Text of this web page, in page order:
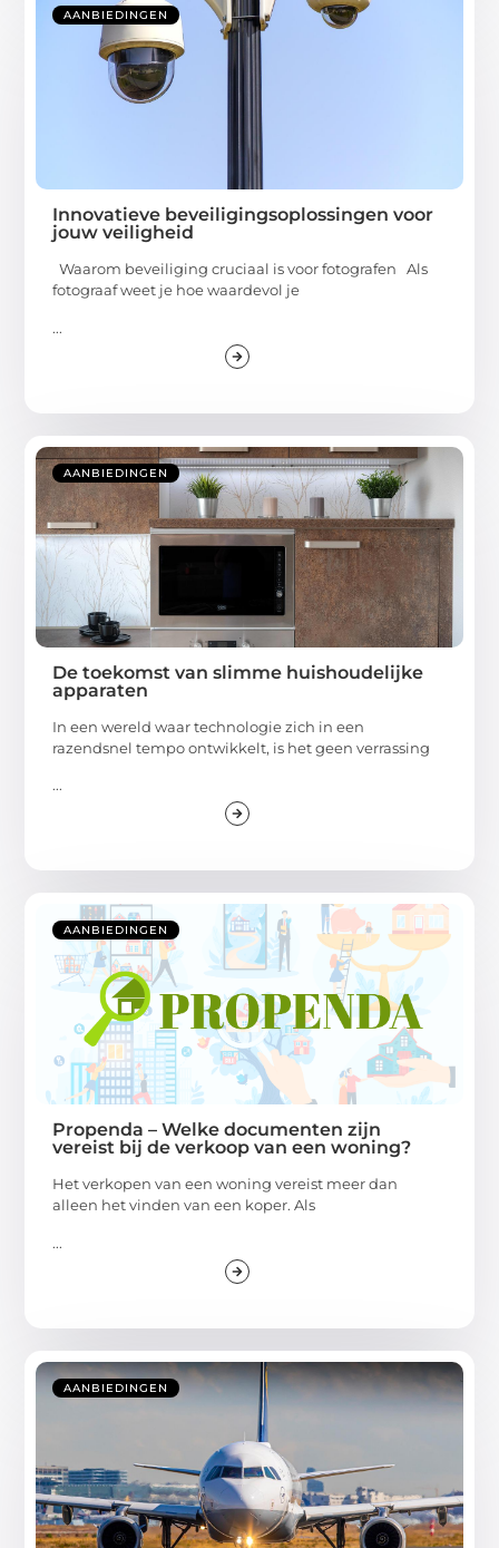
AANBIEDINGEN
Innovatieve beveiligingsoplossingen voor
jouw veiligheid
Waarom beveiliging cruciaal is voor fotografen Als
fotograaf weet je hoe waardevol je
...
AANBIEDINGEN
De toekomst van slimme huishoudelijke
apparaten
In een wereld waar technologie zich in een
razendsnel tempo ontwikkelt, is het geen verrassing
...
AANBIEDINGEN
Propenda – Welke documenten zijn
vereist bij de verkoop van een woning?
Het verkopen van een woning vereist meer dan
alleen het vinden van een koper. Als
...
AANBIEDINGEN